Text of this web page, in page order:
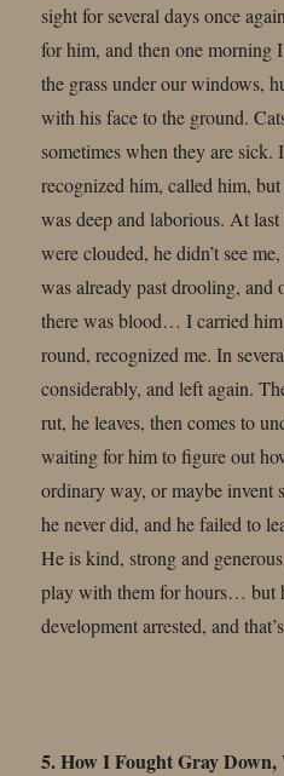
sight for several days once
for him, and then one morning
the grass under our windows,
with his face to the ground.
sometimes when they are sick.
recognized him, called him,
was deep and laborious. At
were clouded, he didn’t see
was already past drooling, and
there was blood… I carried
round, recognized me. In
considerably, and left again.
rut, he leaves, then comes to
waiting for him to figure out
ordinary way, or maybe
he never did, and he failed to
He is kind, strong and
play with them for hours… but
development arrested, and
5. How I Fought Gray